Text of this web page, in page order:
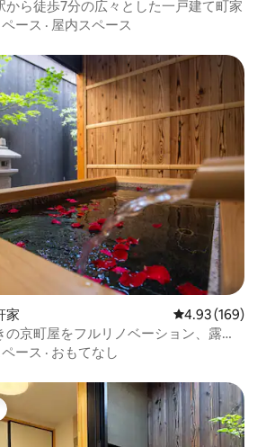
から徒歩7分の広々とした一戸建て町家
ース · 屋内スペース
家 レビュー169
4.93 (169)
京町屋をフルリノベーション、露天
ガーテンビューで癒しの時間を
ース · おもてなし
イスです。